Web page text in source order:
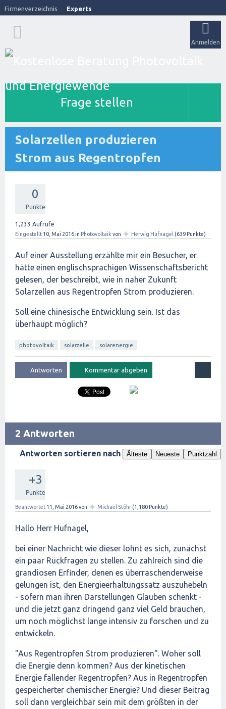
Firmenverzeichnis Experts
Anmelden
Frage stellen
Solarzellen produzieren
Strom aus Regentropfen
0
Punkte
1,233 Aufrufe
Eingestellt 10, Mai 2016in Photovoltaik von ✦ Herwig Hufnagel (639 Punkte)
Auf einer Ausstellung erzählte mir ein Besucher, er
hätte einen englischsprachigen Wissenschaftsbericht
gelesen, der beschreibt, wie in naher Zukunft
Solarzellen aus Regentropfen Strom produzieren.
Soll eine chinesische Entwicklung sein. Ist das
überhaupt möglich?
photovoltaik solarzelle solarenergie
2 Antworten
Antworten sortieren nach Älteste Neueste Punktzahl
+3
Punkte
Beantwortet 11, Mai 2016von ✦ Michael Stöhr (1,180 Punkte)
Hallo Herr Hufnagel,
bei einer Nachricht wie dieser lohnt es sich, zunächst
ein paar Rückfragen zu stellen. Zu zahlreich sind die
grandiosen Erfinder, denen es überraschenderweise
gelungen ist, den Energieerhaltungssatz auszuhebeln
- sofern man ihren Darstellungen Glauben schenkt -
und die jetzt ganz dringend ganz viel Geld brauchen,
um noch möglichst lange intensiv zu forschen und zu
entwickeln.
"Aus Regentropfen Strom produzieren". Woher soll
die Energie denn kommen? Aus der kinetischen
Energie fallender Regentropfen? Aus in Regentropfen
gespeicherter chemischer Energie? Und dieser Beitrag
soll dann vergleichbar sein mit dem größten in der